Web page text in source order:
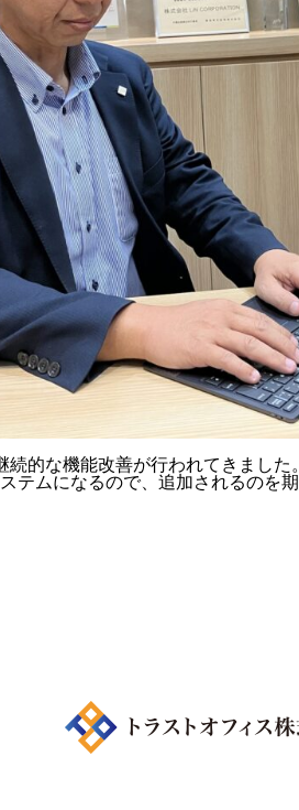
続的な機能改善が行われてきまし
テムになるので、追加されるのを期